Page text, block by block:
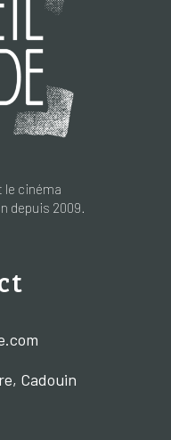
le cinéma
depuis 2009.
Cadouin